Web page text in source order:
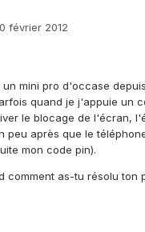
février 2012
mini pro d'occase
quand je j'appuie un
le blocage de l'écran,
peu après que le
mon code pin).
comment as-tu résolu ton